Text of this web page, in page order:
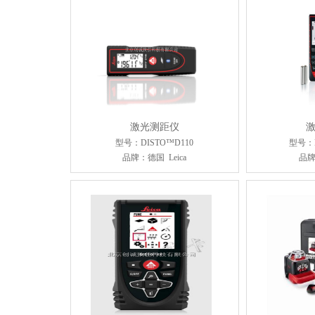
激光测距仪
型号：DISTO™D110
品牌：德国 Leica
型号
品